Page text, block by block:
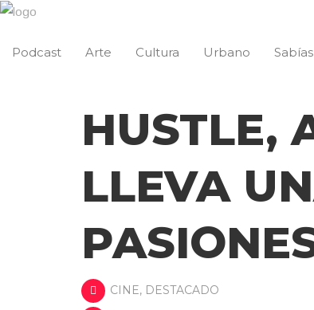
Podcast Arte Cultura Urbano
HUSTLE,
LLEVA
CINE, DESTACADO